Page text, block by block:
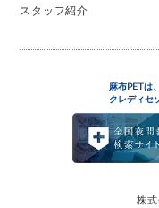
スタッフ紹介
麻布PETは、
クレディセ
株